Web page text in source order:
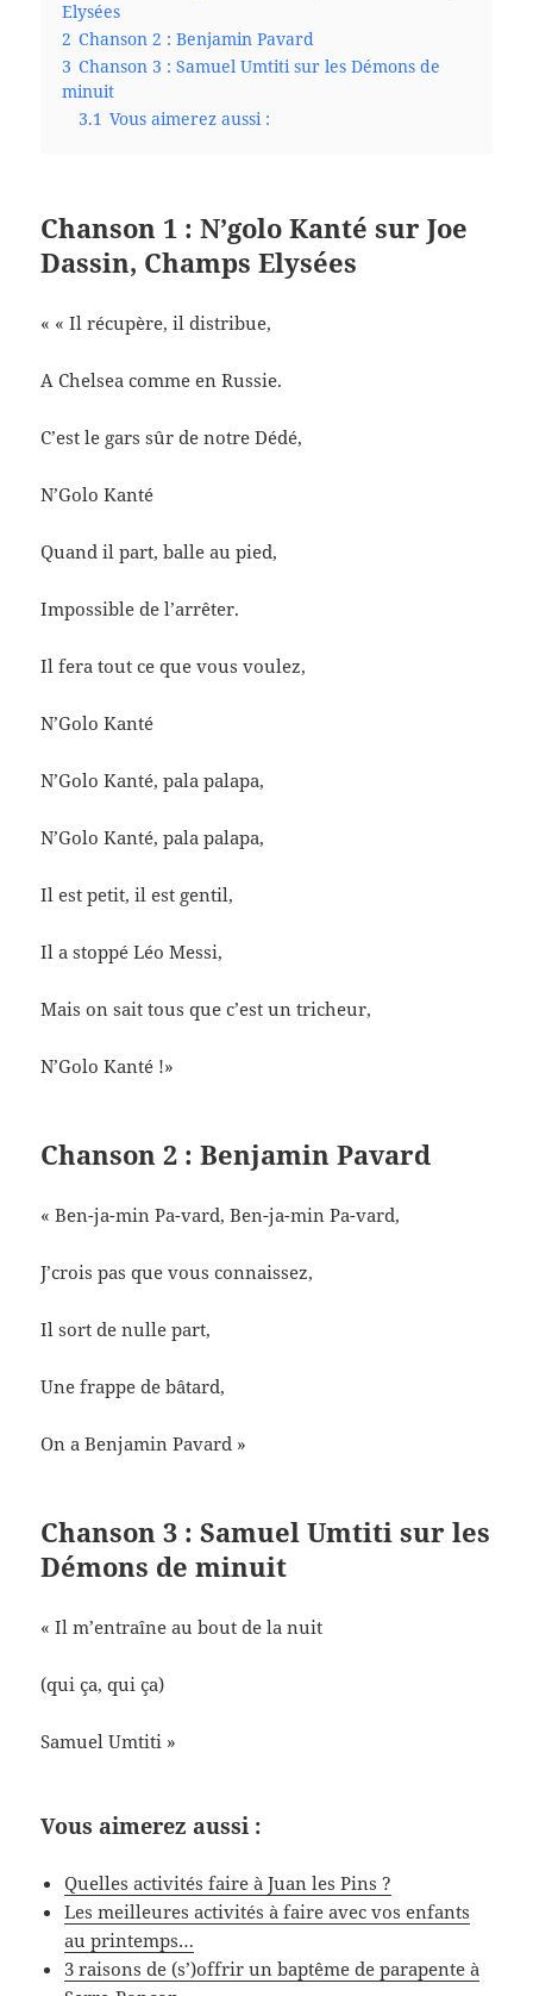
Elysées
2 Chanson 2 : Benjamin Pavard
3 Chanson 3 : Samuel Umtiti sur les Démons de
minuit
3.1 Vous aimerez aussi :
Chanson 1 : N’golo Kanté sur Joe
Dassin, Champs Elysées
« « Il récupère, il distribue,
A Chelsea comme en Russie.
C’est le gars sûr de notre Dédé,
N’Golo Kanté
Quand il part, balle au pied,
Impossible de l’arrêter.
Il fera tout ce que vous voulez,
N’Golo Kanté
N’Golo Kanté, pala palapa,
N’Golo Kanté, pala palapa,
Il est petit, il est gentil,
Il a stoppé Léo Messi,
Mais on sait tous que c’est un tricheur,
N’Golo Kanté !»
Chanson 2 : Benjamin Pavard
« Ben-ja-min Pa-vard, Ben-ja-min Pa-vard,
J’crois pas que vous connaissez,
Il sort de nulle part,
Une frappe de bâtard,
On a Benjamin Pavard »
Chanson 3 : Samuel Umtiti sur les
Démons de minuit
« Il m’entraîne au bout de la nuit
(qui ça, qui ça)
Samuel Umtiti »
Vous aimerez aussi :
Quelles activités faire à Juan les Pins ?
Les meilleures activités à faire avec vos enfants
au printemps…
3 raisons de (s’)offrir un baptême de parapente à